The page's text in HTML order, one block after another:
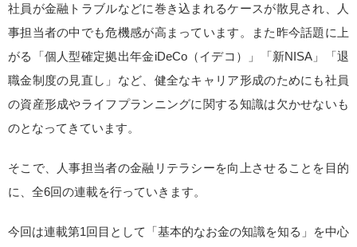
社員が金融トラブルなどに巻き込まれるケースが散見され、人
事担当者の中でも危機感が高まっています。また昨今話題に上
がる「個人型確定拠出年金iDeCo（イデコ）」「新NISA」「退
職金制度の見直し」など、健全なキャリア形成のためにも社員
の資産形成やライフプランニングに関する知識は欠かせないも
のとなってきています。
そこで、人事担当者の金融リテラシーを向上させることを目的
に、全6回の連載を行っていきます。
今回は連載第1回目として「基本的なお金の知識を知る」を中心